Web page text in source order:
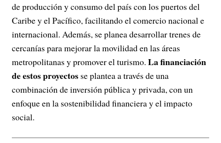
de producción y consumo del país con los puertos del
Caribe y el Pacífico, facilitando el comercio nacional e
internacional. Además, se planea desarrollar trenes de
cercanías para mejorar la movilidad en las áreas
metropolitanas y promover el turismo. La financiación
de estos proyectos se plantea a través de una
combinación de inversión pública y privada, con un
enfoque en la sostenibilidad financiera y el impacto
social.